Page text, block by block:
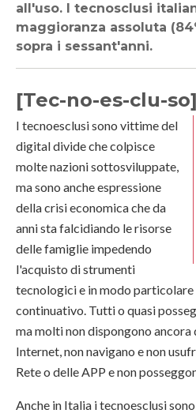
all'uso. I tecnosclusi
maggioranza assoluta
sopra i sessant'anni.
[Tec-no-es-clu-so]
I tecnoesclusi sono vittime del
digital divide che colpisce
molte nazioni sottosviluppate,
ma sono anche espressione
della crisi economica che da
anni sta falcidiando le risorse
delle famiglie impedendo
l'acquisto di strumenti
tecnologici e in modo
continuativo. Tutti o quasi
ma molti non dispongono ancora
Internet, non navigano e non
Rete o delle APP e non
Anche in Italia i tecnoesclusi